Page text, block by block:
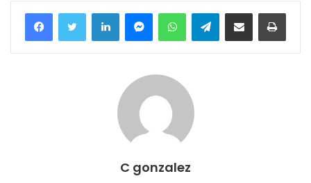
FacebookTwitter LinkedInMessengerWhatsAppTelegramCompartir por correo electrónico
C gonzalez